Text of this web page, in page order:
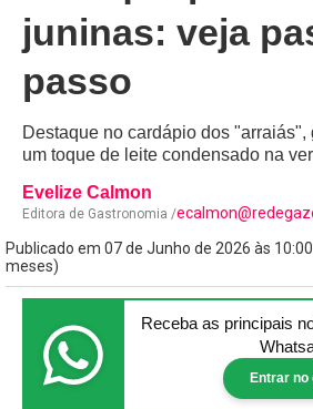
juninas: veja
passo
Destaque no cardápio dos "arraiás",
um toque de leite condensado na
Evelize Calmon
Editora de Gastronomia /
Publicado em 07 de Junho de 2026 às
meses)
Receba as principais
Entrar no